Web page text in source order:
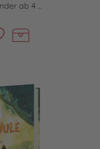
ab 4 ...